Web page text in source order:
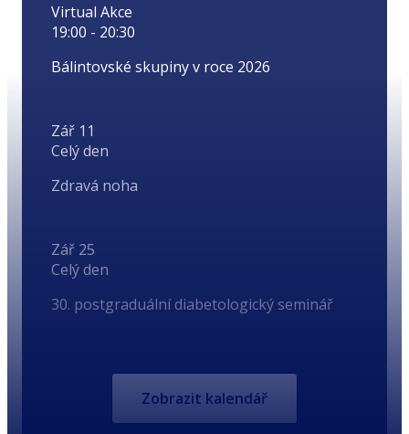
Virtual Akce
19:00 - 20:30
Bálintovské skupiny v roce 2026
Zář 11
Celý den
Zdravá noha
Zář 25
Celý den
30. postgraduální diabetologický seminář
Zobrazit kalendář